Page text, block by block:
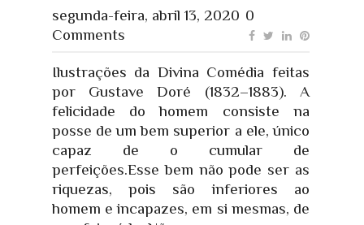
segunda-feira, abril 13, 2020 0
Comments
Ilustrações da Divina Comédia feitas
por Gustave Doré (1832–1883). A
felicidade do homem consiste na
posse de um bem superior a ele, único
capaz de o cumular de
perfeições.Esse bem não pode ser as
riquezas, pois são inferiores ao
homem e incapazes, em si mesmas, de